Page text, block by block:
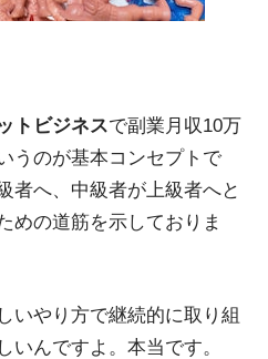
トビジネスで副業月収10万
うのが基本コンセプトで
者へ、中級者が上級者へと
めの道筋を示しておりま
いやり方で継続的に取り組
いんですよ。本当です。